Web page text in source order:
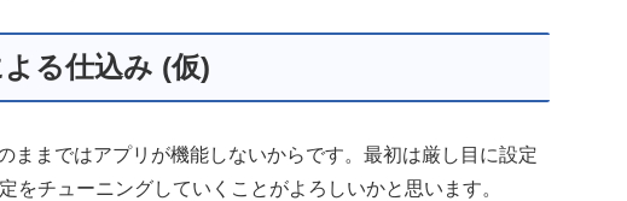
る仕込み (仮)
ままではアプリが機能しないからです。最初は厳し目に設定
をチューニングしていくことがよろしいかと思います。